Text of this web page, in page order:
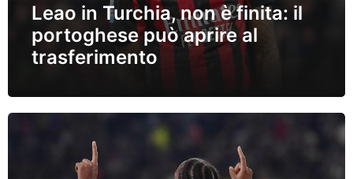
Leao in Turchia, non è finita: il
portoghese può aprire al
trasferimento